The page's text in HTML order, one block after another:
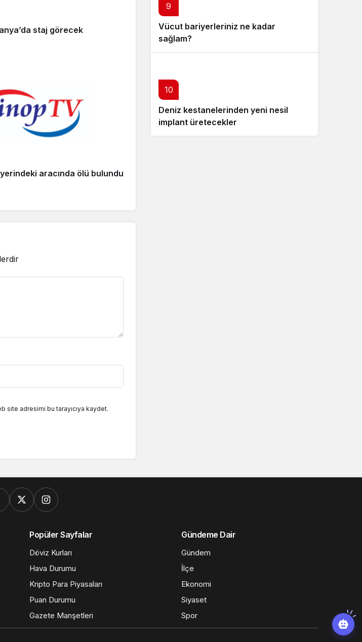
staj görecek
aracında ölü bulundu
site adresimi bu tarayıcıya kaydet.
9
Vücut bariyerleriniz ne kadar
sağlam?
10
Deniz kestanelerinden yeni nesil
implant üretecekler
Popüler Sayfalar
Döviz Kurları
Hava Durumu
Kripto Para Piyasaları
Puan Durumu
Gazete Manşetleri
Gündeme Dair
Gündem
İlçe
Ekonomi
Siyaset
Spor